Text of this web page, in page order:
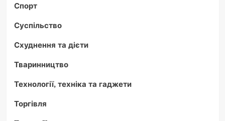
Спорт
Суспільство
Схуднення та дієти
Тваринництво
Технології, техніка та гаджети
Торгівля